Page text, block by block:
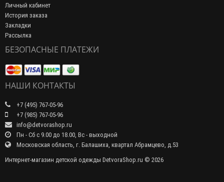
Личный кабинет
История заказа
Закладки
Рассылка
БЕЗОПАСНЫЕ ПЛАТЕЖИ
НАШИ КОНТАКТЫ
+7 (495) 767-05-96
+7 (985) 767-05-96
info@detvorashop.ru
Пн - Сб с 9.00 до 18.00, Вс - выходной
Московская область, г. Балашиха, квартал Абрамцево, д.53
Интернет-магазин детской одежды DetvoraShop.ru © 2026